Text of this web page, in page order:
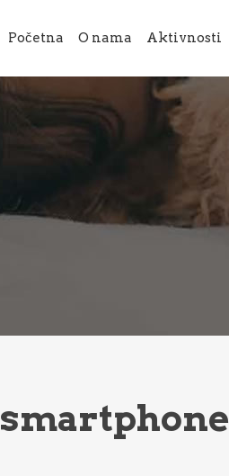
Početna O nama Aktivnosti
smartphone